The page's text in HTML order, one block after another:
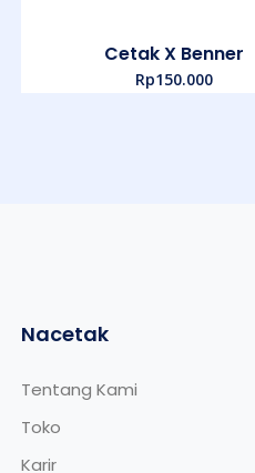
Cetak X Benner
Rp150.000
Nacetak
Tentang Kami
Toko
Karir